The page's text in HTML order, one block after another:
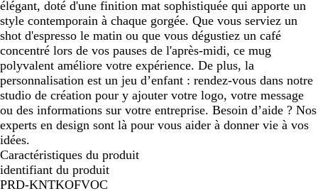
élégant, doté d'une finition mat sophistiquée qui apporte un
style contemporain à chaque gorgée. Que vous serviez un
shot d'espresso le matin ou que vous dégustiez un café
concentré lors de vos pauses de l'après-midi, ce mug
polyvalent améliore votre expérience. De plus, la
personnalisation est un jeu d’enfant : rendez-vous dans notre
studio de création pour y ajouter votre logo, votre message
ou des informations sur votre entreprise. Besoin d’aide ? Nos
experts en design sont là pour vous aider à donner vie à vos
idées.
Caractéristiques du produit
identifiant du produit
PRD-KNTKOFVOC